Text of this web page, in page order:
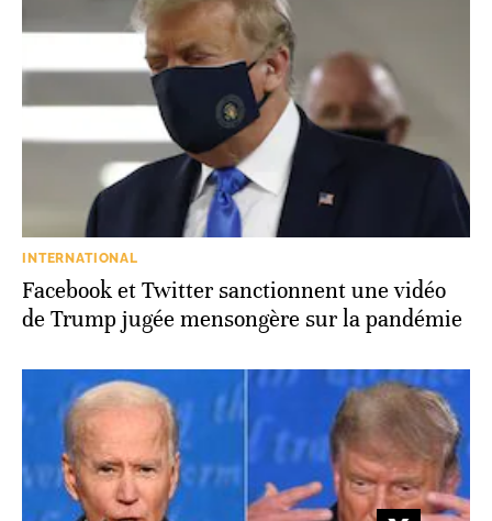
INTERNATIONAL
Facebook et Twitter sanctionnent une vidéo
de Trump jugée mensongère sur la pandémie